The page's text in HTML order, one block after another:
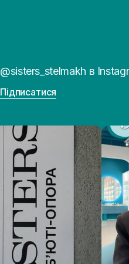
@sisters_stelmakh в
Підписатися